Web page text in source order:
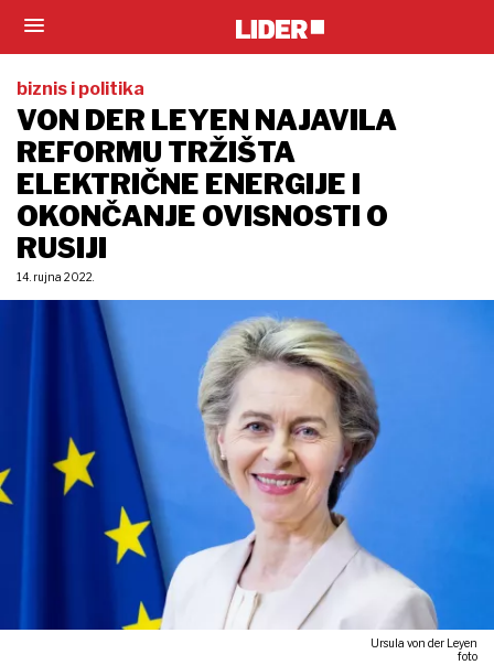
biznis i politika
VON DER LEYEN NAJAVILA
REFORMU TRŽIŠTA
ELEKTRIČNE ENERGIJE I
OKONČANJE OVISNOSTI O
RUSIJI
14. rujna 2022.
Ursula von der Leyen
foto